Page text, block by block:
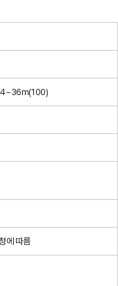
에 따름